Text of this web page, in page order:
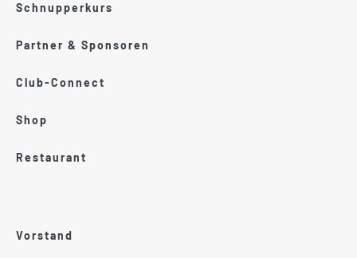
Schnupperkurs
Partner & Sponsoren
Club-Connect
Shop
Restaurant
Vorstand